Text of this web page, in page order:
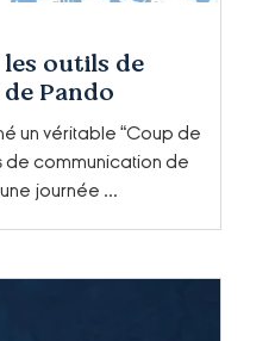
outils de
Pando
de conseil
les territoires
un véritable “Coup de
de communication de
journée ...